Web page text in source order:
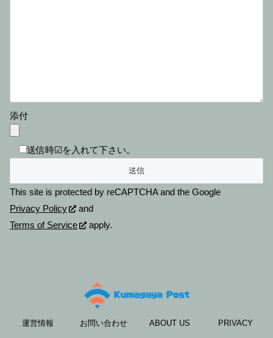
添付
送信時☑を入れて下さい。
This site is protected by reCAPTCHA and the Google
Privacy Policy
and
Terms of Service
apply.
運営情報 お問い合わせ ABOUT US PRIVACY